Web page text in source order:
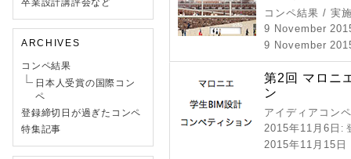
卒業設計講評会など
ARCHIVES
コンペ結果
日本人受賞の国際コン
ペ
登録締切日が過ぎたコンペ
特集記事
コンペ結果 / 実
9 November
9 November
第2回 マロニ
ン
アイディアコンペ
2015年11月6日 :
2015年11月15日